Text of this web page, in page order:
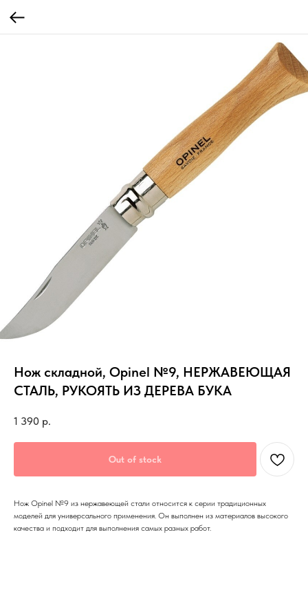
Нож складной, Opinel №9, НЕРЖАВЕЮЩАЯ
СТАЛЬ, РУКОЯТЬ ИЗ ДЕРЕВА БУКА
1 390 р.
Out of stock
Нож Opinel №9 из нержавеющей стали относится к серии традиционных
моделей для универсального применения. Он выполнен из материалов высокого
качества и подходит для выполнения самых разных работ.